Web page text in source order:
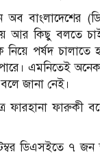
অব বাংলাদেশের
আর কিছু বলতে
নিয়ে পর্ষদ
এমনিতেই
জানা নেই।
ফারহানা ফারুকী
ডিএসইতে ৭ জন